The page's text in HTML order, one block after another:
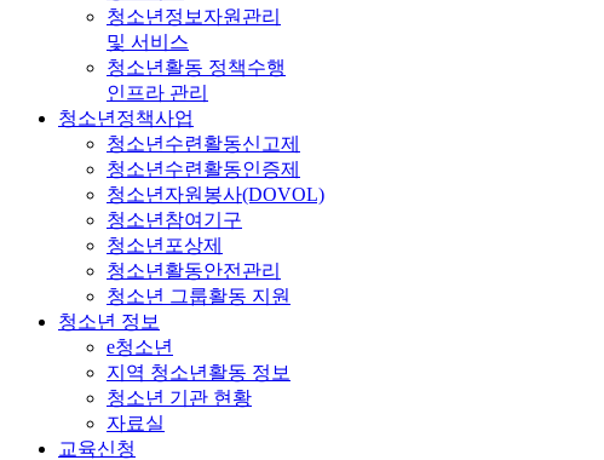
청소년정보자원관리
및 서비스
청소년활동 정책수행
인프라 관리
청소년정책사업
청소년수련활동신고제
청소년수련활동인증제
청소년자원봉사(DOVOL)
청소년참여기구
청소년포상제
청소년활동안전관리
청소년 그룹활동 지원
청소년 정보
e청소년
지역 청소년활동 정보
청소년 기관 현황
자료실
교육신청